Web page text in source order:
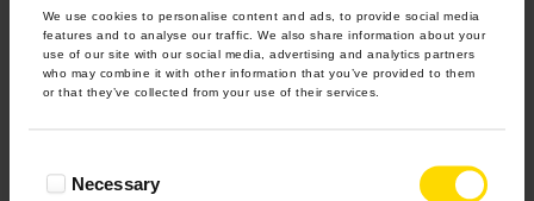
We use cookies to personalise content and ads, to provide social media
features and to analyse our traffic. We also share information about your
use of our site with our social media, advertising and analytics partners
who may combine it with other information that you’ve provided to them
or that they’ve collected from your use of their services.
SelectionNecessary
5.0 z 5.0